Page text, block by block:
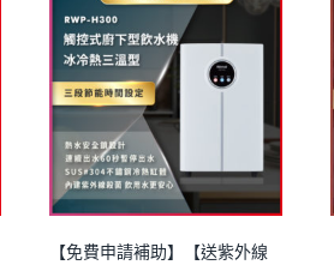
【免費申請補助】【送紫外線